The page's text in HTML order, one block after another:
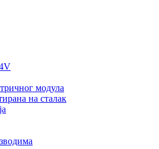
модула
на сталак